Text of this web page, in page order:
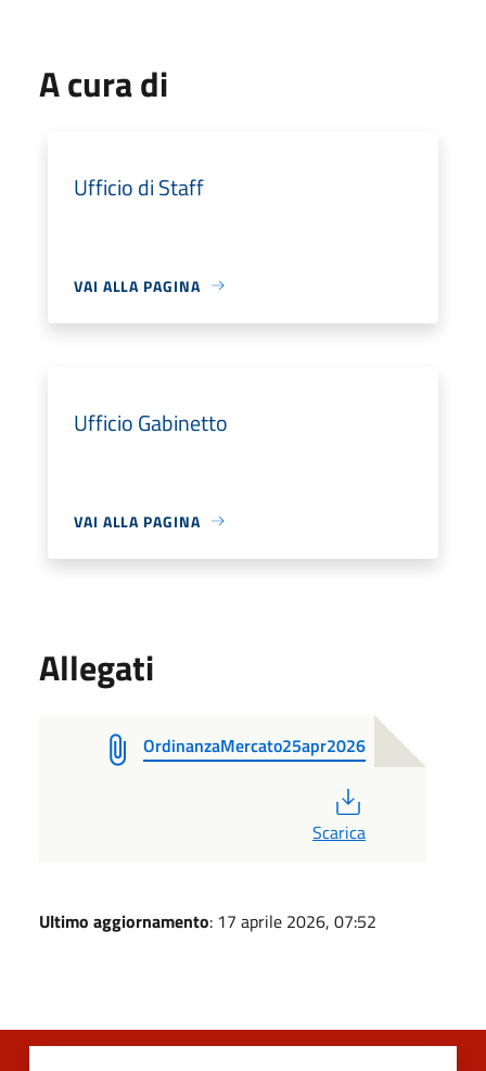
A cura di
Ufficio di Staff
VAI ALLA PAGINA
Ufficio Gabinetto
VAI ALLA PAGINA
Allegati
OrdinanzaMercato25apr2026
Scarica
Ultimo aggiornamento: 17 aprile 2026, 07:52